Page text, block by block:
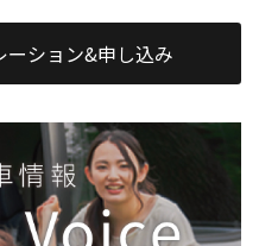
ーション&申し込み